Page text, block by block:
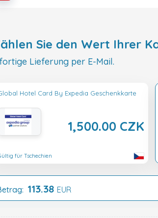
Sie den Wert Ihrer
Lieferung per E-Mail.
Hotel Card By Expedia Geschenkkarte
1,500.00 CZK
für Tschechien
113.38 EUR